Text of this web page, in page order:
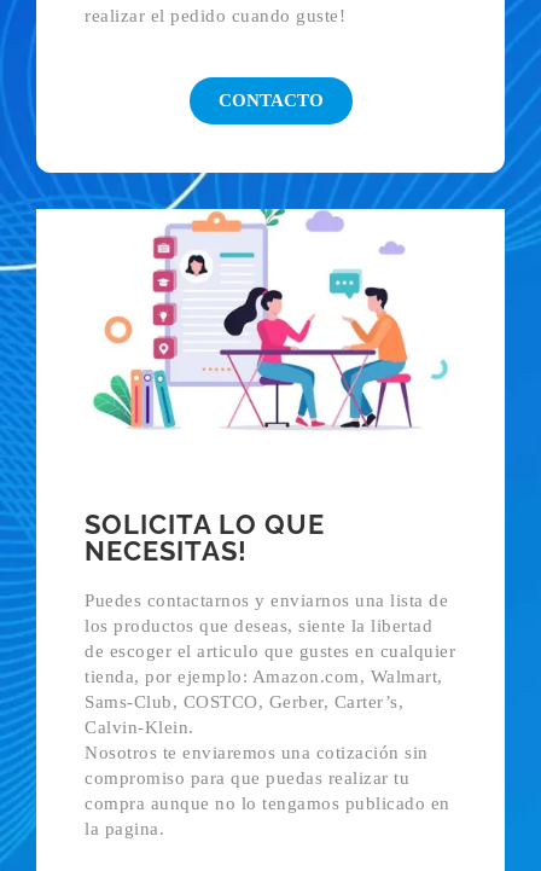
realizar el pedido cuando guste!
CONTACTO
SOLICITA LO QUE
NECESITAS!
Puedes contactarnos y enviarnos una lista de
los productos que deseas, siente la libertad
de escoger el articulo que gustes en cualquier
tienda, por ejemplo: Amazon.com, Walmart,
Sams-Club, COSTCO, Gerber, Carter’s,
Calvin-Klein.
Nosotros te enviaremos una cotización sin
compromiso para que puedas realizar tu
compra aunque no lo tengamos publicado en
la pagina.